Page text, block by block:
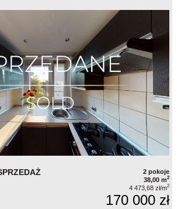
2 pokoje
38,00 m2
4 473,68 zł/m2
170 000 zł